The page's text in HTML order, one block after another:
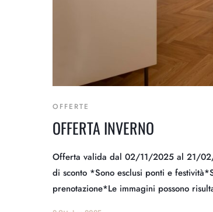
OFFERTE
OFFERTA INVERNO
Offerta valida dal 02/11/2025 al 21/
di sconto *Sono esclusi ponti e
prenotazione*Le immagini possono